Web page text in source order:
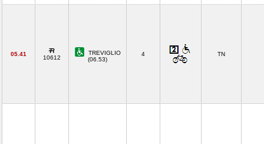
05.41
10612
TREVIGLIO
(06.53)
4 TN